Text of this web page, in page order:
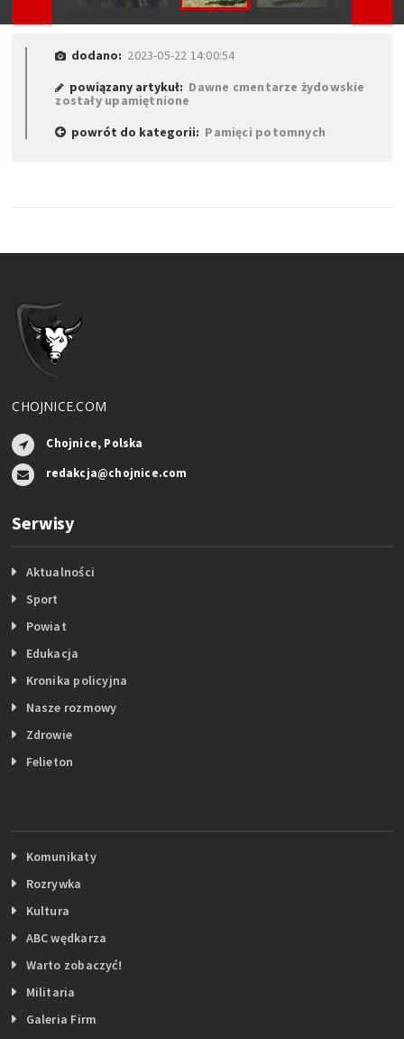
dodano: 2023-05-22 14:00:54
powiązany artykuł: Dawne cmentarze żydowskie
zostały upamiętnione
powrót do kategorii: Pamięci potomnych
CHOJNICE.COM
Chojnice, Polska
redakcja@chojnice.com
Serwisy
Aktualności
Sport
Powiat
Edukacja
Kronika policyjna
Nasze rozmowy
Zdrowie
Felieton
Komunikaty
Rozrywka
Kultura
ABC wędkarza
Warto zobaczyć!
Militaria
Galeria Firm